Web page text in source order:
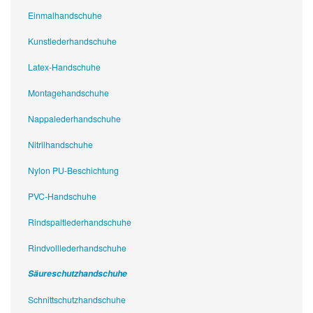
Einmalhandschuhe
Kunstlederhandschuhe
Latex-Handschuhe
Montagehandschuhe
Nappalederhandschuhe
Nitrilhandschuhe
Nylon PU-Beschichtung
PVC-Handschuhe
Rindspaltlederhandschuhe
Rindvolllederhandschuhe
Säureschutzhandschuhe
Schnittschutzhandschuhe